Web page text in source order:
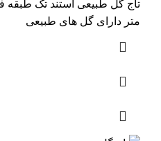
متر دارای گل های طبیعی